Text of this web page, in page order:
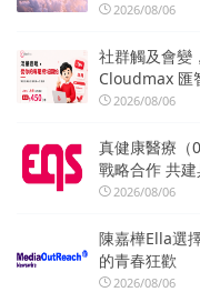
2026/08/06
社群觸及會變
Cloudmax 匯
2026/08/06
真健康醫療（
戰略合作 共
2026/08/06
陳嘉樺Ella選
的青春狂歡
2026/08/06